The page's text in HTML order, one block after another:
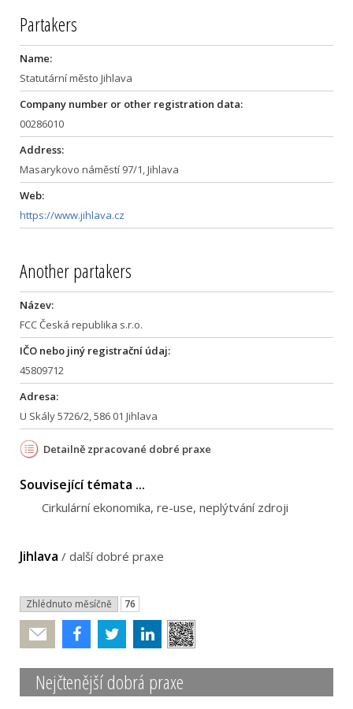
Partakers
Name:
Statutární město Jihlava
Company number or other registration data:
00286010
Address:
Masarykovo náměstí 97/1, Jihlava
Web:
https://www.jihlava.cz
Another partakers
Název:
FCC Česká republika s.r.o.
IČO nebo jiný registrační údaj:
45809712
Adresa:
U Skály 5726/2, 586 01 Jihlava
Detailně zpracované dobré praxe
Související témata ...
Cirkulární ekonomika, re-use, neplýtvání zdroji
Jihlava / další dobré praxe
Zhlédnuto měsíčně 76
Poslat
Nejčtenější dobrá praxe